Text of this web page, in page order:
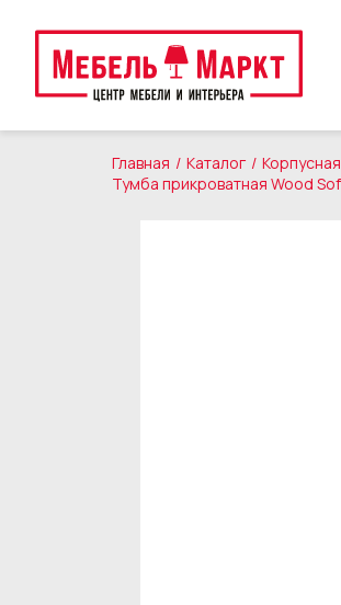
Главная Каталог
Тумба прикроватная Wood